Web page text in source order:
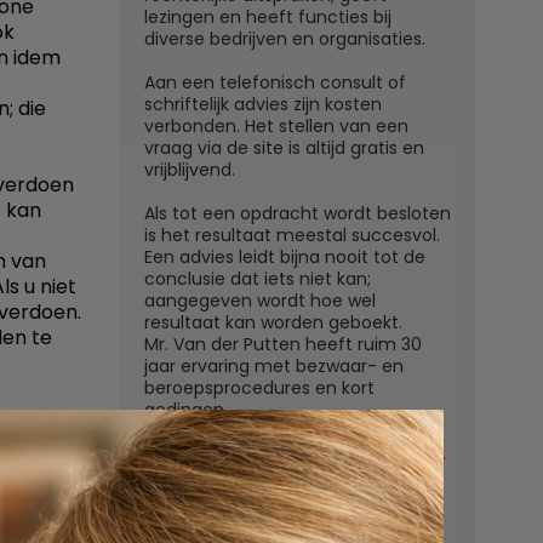
idem
die
van
u niet
te
lezingen en heeft functies bij
diverse bedrijven en organisaties.
Aan een telefonisch consult of
schriftelijk advies zijn kosten
verbonden. Het stellen van een
vraag via de site is altijd gratis en
vrijblijvend.
Als tot een opdracht wordt besloten
is het resultaat meestal succesvol.
Een advies leidt bijna nooit tot de
conclusie dat iets niet kan;
aangegeven wordt hoe wel
resultaat kan worden geboekt.
Mr. Van der Putten heeft ruim 30
jaar ervaring met bezwaar- en
beroepsprocedures en kort
gedingen.
Juridisch adviesbureau mr. W.G.H.M.
van der Putten c.s.
Zutphensestraatweg 7
6881 WN Velp (Gld)